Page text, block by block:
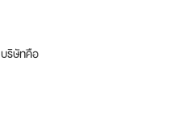
บริษัทคือ